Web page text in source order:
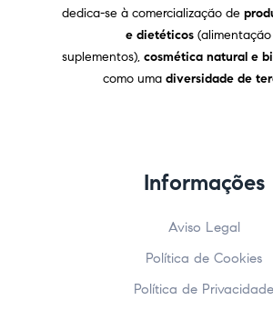
dedica-se à comercialização de
e dietéticos (alimentação
suplementos), cosmética natural e
como uma diversidade de
Informações
Aviso Legal
Política de Cookies
Política de Privacidade